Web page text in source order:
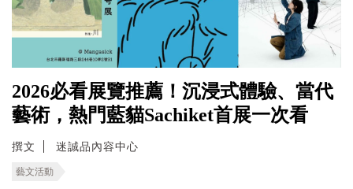
2026必看展覽推薦！沉浸式體驗、當代
藝術，熱門藍貓Sachiket首展一次看
撰文 迷誠品內容中心
藝文活動